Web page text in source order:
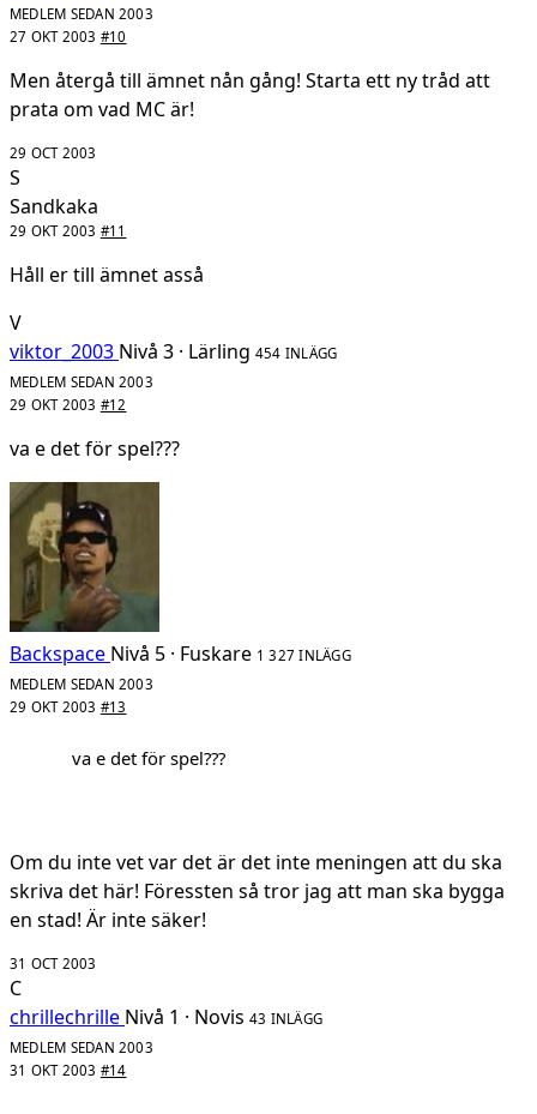
MEDLEM SEDAN 2003
27 OKT 2003 #10
Men återgå till ämnet nån gång! Starta ett ny tråd att
prata om vad MC är!
29 OCT 2003
S
Sandkaka
29 OKT 2003 #11
Håll er till ämnet asså
V
viktor_2003 Nivå 3 · Lärling 454 INLÄGG
MEDLEM SEDAN 2003
29 OKT 2003 #12
va e det för spel???
Backspace Nivå 5 · Fuskare 1 327 INLÄGG
MEDLEM SEDAN 2003
29 OKT 2003 #13
va e det för spel???
Om du inte vet var det är det inte meningen att du ska
skriva det här! Föressten så tror jag att man ska bygga
en stad! Är inte säker!
31 OCT 2003
C
chrillechrille Nivå 1 · Novis 43 INLÄGG
MEDLEM SEDAN 2003
31 OKT 2003 #14